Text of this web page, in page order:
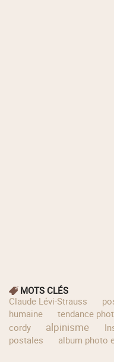
MOTS CLÉS
Claude Lévi-Strauss
humaine
tendance
cordy
alpinisme
postales
album photo